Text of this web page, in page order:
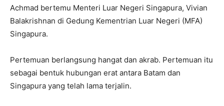
Achmad bertemu Menteri Luar Negeri Singapura, Vivian
Balakrishnan di Gedung Kementrian Luar Negeri (MFA)
Singapura.
Pertemuan berlangsung hangat dan akrab. Pertemuan itu
sebagai bentuk hubungan erat antara Batam dan
Singapura yang telah lama terjalin.